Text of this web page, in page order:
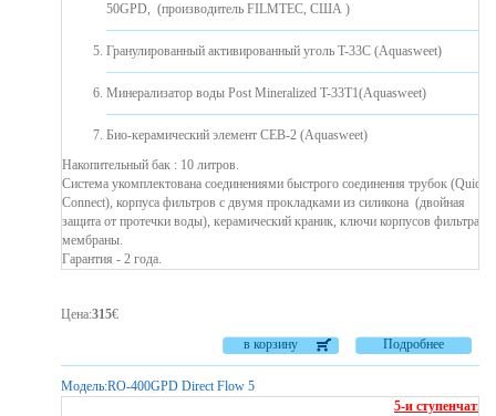
50GPD, (производитель FILMTEC, США )
Гранулированный активированный уголь T-33C (Aquasweet)
Минерализатор воды Post Mineralized T-33T1(Aquasweet)
Био-керамический элемент CEB-2 (Aquasweet)
Накопительный бак : 10 литров.
Система укомплектована соединениями быстрого соединения трубок (Quick
Connect), корпуса фильтров с двумя прокладками из силикона ​​(двойная
защита от протечки воды), керамический краник, ключи корпусов фильтра и
мембраны.
Гарантия - 2 года.
Цена:315€
Подробнее
в корзину
Модель:RO-400GPD Direct Flow 5
5-и